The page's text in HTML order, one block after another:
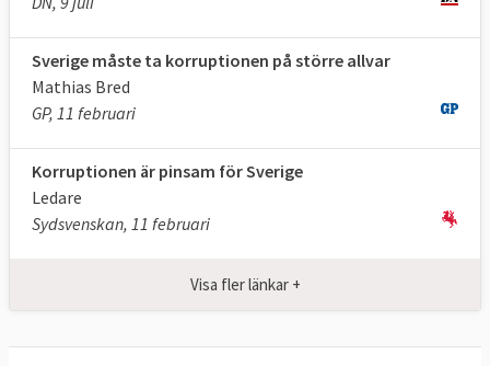
Sverige måste ta korruptionen på större allvar
Mathias Bred
GP, 11 februari
Korruptionen är pinsam för Sverige
Ledare
Sydsvenskan, 11 februari
Visa fler länkar +